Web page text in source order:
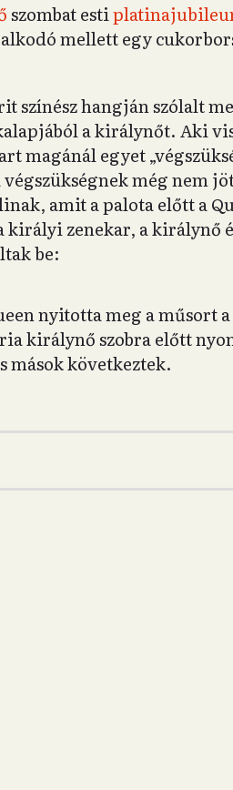
szombat esti
mellett egy
színész hangján szólalt
a királynőt. Aki
magánál egyet
még nem
amit a palota előtt a
zenekar, a királynő
be:
nyitotta meg a műsort a
királynő szobra előtt
mások következtek.